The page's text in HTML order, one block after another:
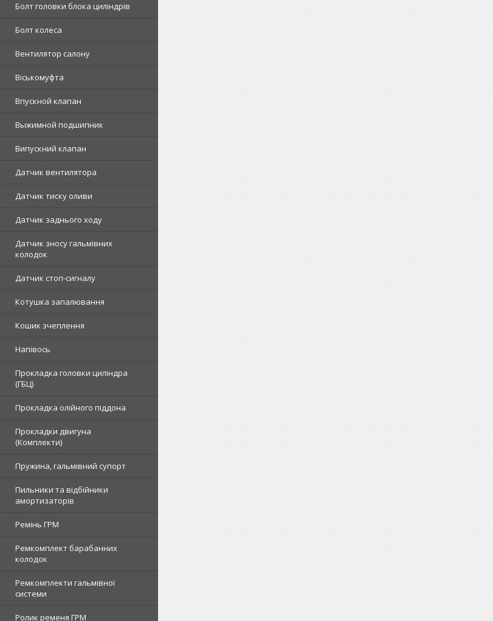
Болт головки блока циліндрів
Болт колеса
Вентилятор салону
Віськомуфта
Впускной клапан
Выжимной подшипник
Випускний клапан
Датчик вентилятора
Датчик тиску оливи
Датчик заднього ходу
Датчик зносу гальмівних
колодок
Датчик стоп-сигналу
Котушка запалювання
Кошик зчеплення
Напівось
Прокладка головки циліндра
(ГБЦ)
Прокладка олійного піддона
Прокладки двигуна
(Комплекти)
Пружина, гальмівний супорт
Пильники та відбійники
амортизаторів
Ремінь ГРМ
Ремкомплект барабанних
колодок
Ремкомплекти гальмівної
системи
Ролик ременя ГРМ